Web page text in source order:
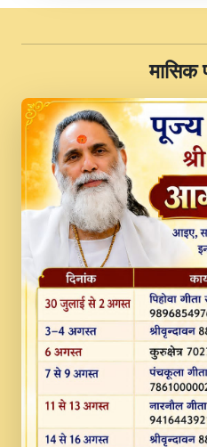
II Swami Gyananand
JINU SATGURU
Pawan ji 20-11-19
PRABHU KUTEER
Kina Sohna Tera
Vaishno Devi Aarti
Lakhwinder Wadali
MERE MANN VICH
NEW PUNAJBI
FULL VIDEO HD.mp3
Na To Roop Hai
Divine Bhajan by Shri
#BhaktiPath.mp3
Radha Rani Ki
Song By Chitra
​मासिक